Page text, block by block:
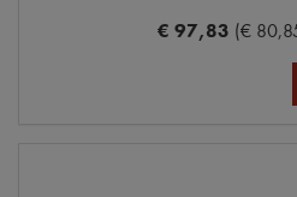
€ 97,83 (€